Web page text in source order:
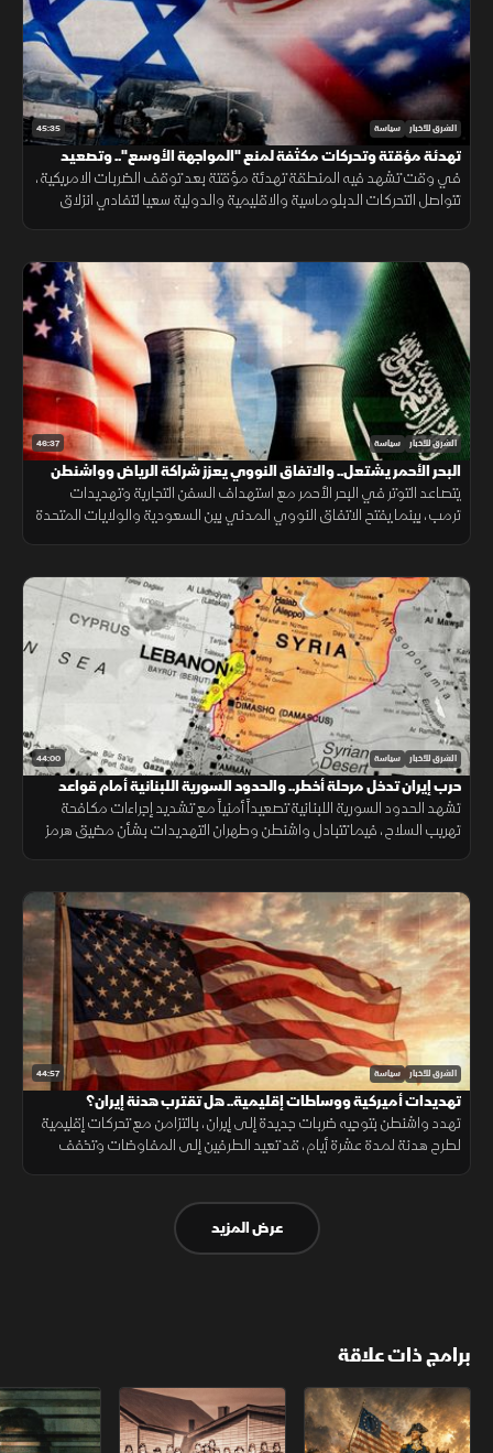
45:35 الشرق للأخبار سياسة
تهدئة مؤقتة وتحركات مكثفة لمنع "المواجهة الأوسع".. وتصعيد
إسرائيلي في الضفة يهدد فرص التسوية
في وقت تشهد فيه المنطقة تهدئة مؤقتة بعد توقف الضربات الامريكية،
تتواصل التحركات الدبلوماسية والاقليمية والدولية سعيا لتفادي انزلاق
46:37 الشرق للأخبار سياسة
البحر الأحمر يشتعل.. والاتفاق النووي يعزز شراكة الرياض وواشنطن
يتصاعد التوتر في البحر الأحمر مع استهداف السفن التجارية وتهديدات
ترمب، بينما يفتح الاتفاق النووي المدني بين السعودية والولايات المتحدة
44:00 الشرق للأخبار سياسة
حرب إيران تدخل مرحلة أخطر.. والحدود السورية اللبنانية أمام قواعد
اشتباك جديدة
تشهد الحدود السورية اللبنانية تصعيداً أمنياً مع تشديد إجراءات مكافحة
تهريب السلاح، فيما تتبادل واشنطن وطهران التهديدات بشأن مضيق هرمز
44:57 الشرق للأخبار سياسة
تهديدات أميركية ووساطات إقليمية.. هل تقترب هدنة إيران؟
تهدد واشنطن بتوجيه ضربات جديدة إلى إيران، بالتزامن مع تحركات إقليمية
لطرح هدنة لمدة عشرة أيام، قد تعيد الطرفين إلى المفاوضات وتخفف
عرض المزيد
برامج ذات علاقة
الثورة الأميركية الكاميكاز.. تاريخ مجهول عودة الدجال